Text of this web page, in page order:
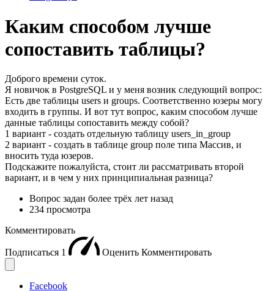
Каким способом лучше
сопоставить таблицы?
Доброго времени суток.
Я новичок в PostgreSQL и у меня возник следующий вопрос:
Есть две таблицы users и groups. Соответственно юзеры могу
входить в группы. И вот тут вопрос, каким способом лучше
данные таблицы сопоставить между собой?
1 вариант - создать отдельную таблицу users_in_group
2 вариант - создать в таблице group поле типа Массив, и
вносить туда юзеров.
Подскажите пожалуйста, стоит ли рассматривать второй
вариант, и в чем у них принципиальная разница?
Вопрос задан более трёх лет назад
234 просмотра
Комментировать
Подписаться 1 Оценить Комментировать
Facebook